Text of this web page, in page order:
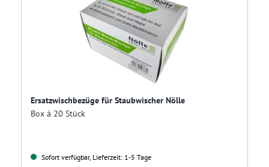
Ersatzwischbezüge für Staubwischer Nölle
Box á 20 Stück
Sofort verfügbar, Lieferzeit: 1-5 Tage